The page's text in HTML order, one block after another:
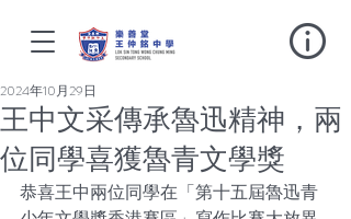
王中文采傳承魯迅精神，兩
位同學喜獲魯青文學獎
2024年10月29日
恭喜王中兩位同學在「第十五屆魯迅青